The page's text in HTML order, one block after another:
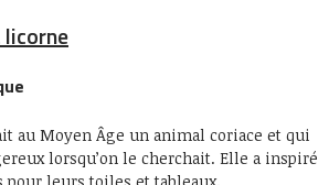
licorne
au Moyen Âge un animal coriace et qui
lorsqu’on le cherchait. Elle a inspiré